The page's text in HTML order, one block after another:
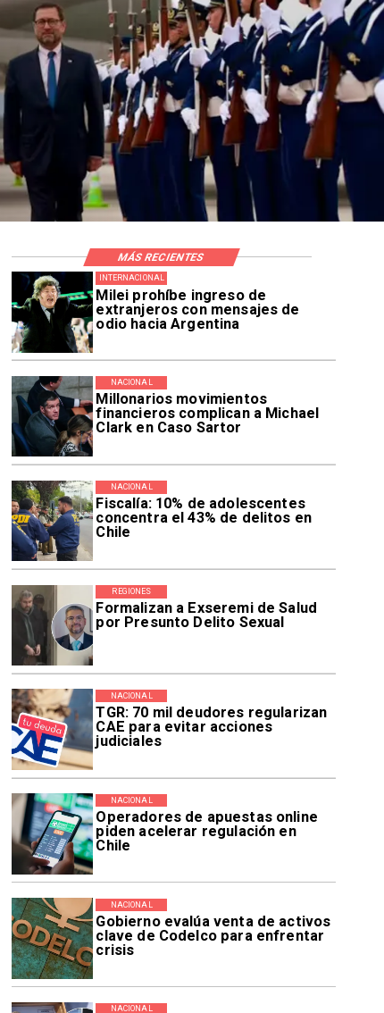
Milei prohíbe ingreso de
extranjeros con mensajes de
odio hacia Argentina
INTERNACIONAL
Millonarios movimientos
financieros complican a Michael
Clark en Caso Sartor
NACIONAL
Fiscalía: 10% de adolescentes
concentra el 43% de delitos en
Chile
NACIONAL
Formalizan a Exseremi de Salud
por Presunto Delito Sexual
REGIONES
TGR: 70 mil deudores regularizan
CAE para evitar acciones
judiciales
NACIONAL
Operadores de apuestas online
piden acelerar regulación en
Chile
NACIONAL
Gobierno evalúa venta de activos
clave de Codelco para enfrentar
crisis
NACIONAL
NACIONAL
MÁS RECIENTES